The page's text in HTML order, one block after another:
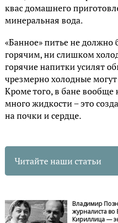
квас домашнего
минеральная вода.
«Банное» питье не
горячим, ни слишком
горячие напитки усилят
чрезмерно холодные
Кроме того, в бане
много жидкости – это
на почки и сердце.
Читайте наши статьи
Владимир
журналиста
Кириллица —